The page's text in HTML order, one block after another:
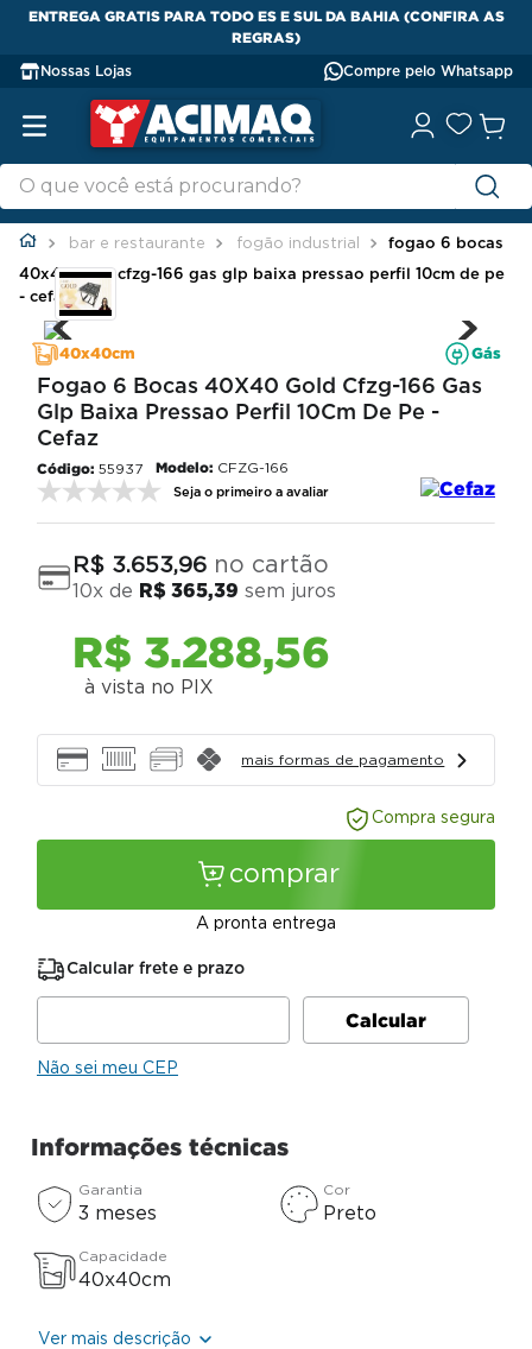
ENTREGA GRATIS PARA TODO ES E SUL DA BAHIA (CONFIRA AS
REGRAS)
Nossas Lojas Compre pelo Whatsapp
bar e restaurante fogão industrial
fogao 6 bocas
40x40 gold cfzg-166 gas glp baixa pressao perfil 10cm de pe
- cefaz
40x40cm Gás
Fogao 6 Bocas 40X40 Gold Cfzg-166 Gas
Glp Baixa Pressao Perfil 10Cm De Pe -
Cefaz
55937 Modelo: CFZG-166
Seja o primeiro a avaliar
R$ 3.653,96 no cartão
10x de R$ 365,39 sem juros
R$ 3.288,56
à vista no PIX
mais formas de pagamento
Compra segura
comprar
A pronta entrega
Calcular frete e prazo
Não sei meu CEP
Informações técnicas
Garantia
3 meses
Cor
Preto
Capacidade
40x40cm
Ver mais descrição